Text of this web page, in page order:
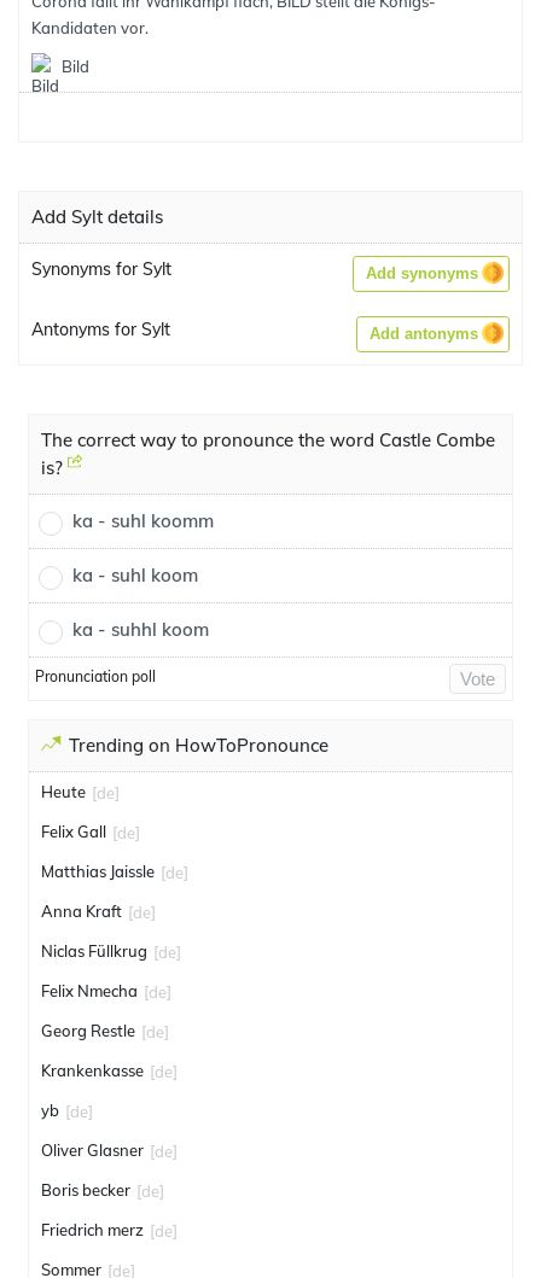
Kandidaten vor.
Bild
Add Sylt details
Synonyms for Sylt Add synonyms
Antonyms for Sylt Add antonyms
The correct way to pronounce the word Castle Combe
is?
ka - suhl koomm
ka - suhl koom
ka - suhhl koom
Pronunciation poll Vote
Trending on HowToPronounce
Heute [de]
Felix Gall [de]
Matthias Jaissle [de]
Anna Kraft [de]
Niclas Füllkrug [de]
Felix Nmecha [de]
Georg Restle [de]
Krankenkasse [de]
yb [de]
Oliver Glasner [de]
Boris becker [de]
Friedrich merz [de]
Sommer [de]